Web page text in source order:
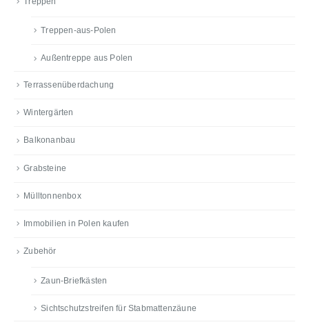
Treppen-aus-Polen
Außentreppe aus Polen
Terrassenüberdachung
Wintergärten
Balkonanbau
Grabsteine
Mülltonnenbox
Immobilien in Polen kaufen
Zubehör
Zaun-Briefkästen
Sichtschutzstreifen für Stabmattenzäune